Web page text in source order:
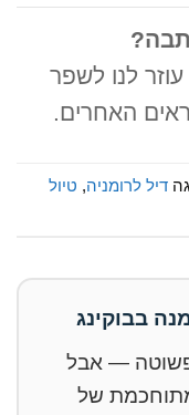
לנו לשפר
האחרים.
דיל לרומניה, טיול
בבוקינג
פשוטה — אבל
של